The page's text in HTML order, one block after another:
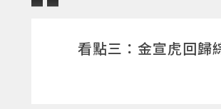
看點三：金宣虎回歸